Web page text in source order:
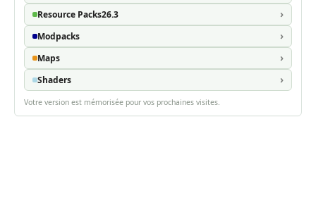
Resource Packs26.3
Modpacks
Maps
Shaders
Votre version est mémorisée pour vos prochaines visites.